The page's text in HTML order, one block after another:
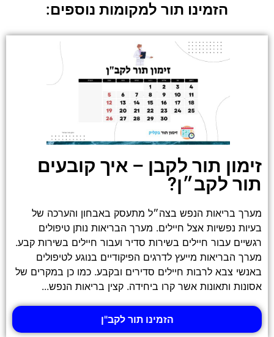
הזמינו תור למקומות נוספים:
זימון תור לקבן – איך קובעים
תור לקב״ן?
מערך בריאות הנפש בצה״ל מתעסק באבחון והערכה של
בעיות נפשיות אצל חיילים. מערך הבריאות נותן טיפולים
רגשיים עבור חיילים בשירות סדיר ועבור חיילים בשירות קבע.
מערך הבריאות מייעץ לדרגים הפיקודיים בנוגע לטיפולים
באנשי צבא לרבות חיילים סדירים ובקבע. כמו כן במקרים של
אסונות ותאונות אשר קרו ביחידה. קצין בריאות הנפש...
הזמינו תור לקב"ן